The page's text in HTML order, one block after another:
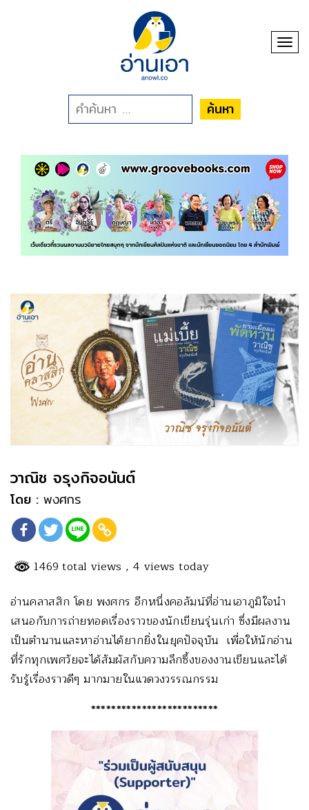
ค้นหา
วาณิช จรุงกิจอนันต์
โดย : พงศกร
1469 total views , 4 views today
อ่านคลาสสิก โดย พงศกร อีกหนึ่งคอลัมน์ที่อ่านเอาภูมิใจนำ
เสนอกับการถ่ายทอดเรื่องราวของนักเขียนรุ่นเก่า ซึ่งมีผลงาน
เป็นตำนานและหาอ่านได้ยากยิ่งในยุคปัจจุบัน เพื่อให้นักอ่าน
ที่รักทุกเพศวัยจะได้สัมผัสกับความลึกซึ้งของงานเขียนและได้
รับรู้เรื่องราวดีๆ มากมายในแวดวงวรรณกรรม
*************************